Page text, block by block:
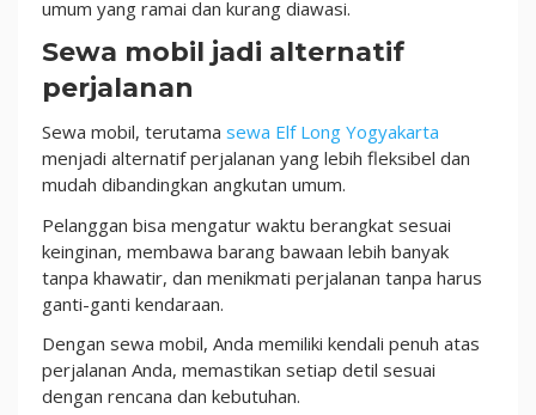
umum yang ramai dan kurang diawasi.
Sewa mobil jadi alternatif
perjalanan
Sewa mobil, terutama sewa Elf Long Yogyakarta
menjadi alternatif perjalanan yang lebih fleksibel dan
mudah dibandingkan angkutan umum.
Pelanggan bisa mengatur waktu berangkat sesuai
keinginan, membawa barang bawaan lebih banyak
tanpa khawatir, dan menikmati perjalanan tanpa harus
ganti-ganti kendaraan.
Dengan sewa mobil, Anda memiliki kendali penuh atas
perjalanan Anda, memastikan setiap detil sesuai
dengan rencana dan kebutuhan.